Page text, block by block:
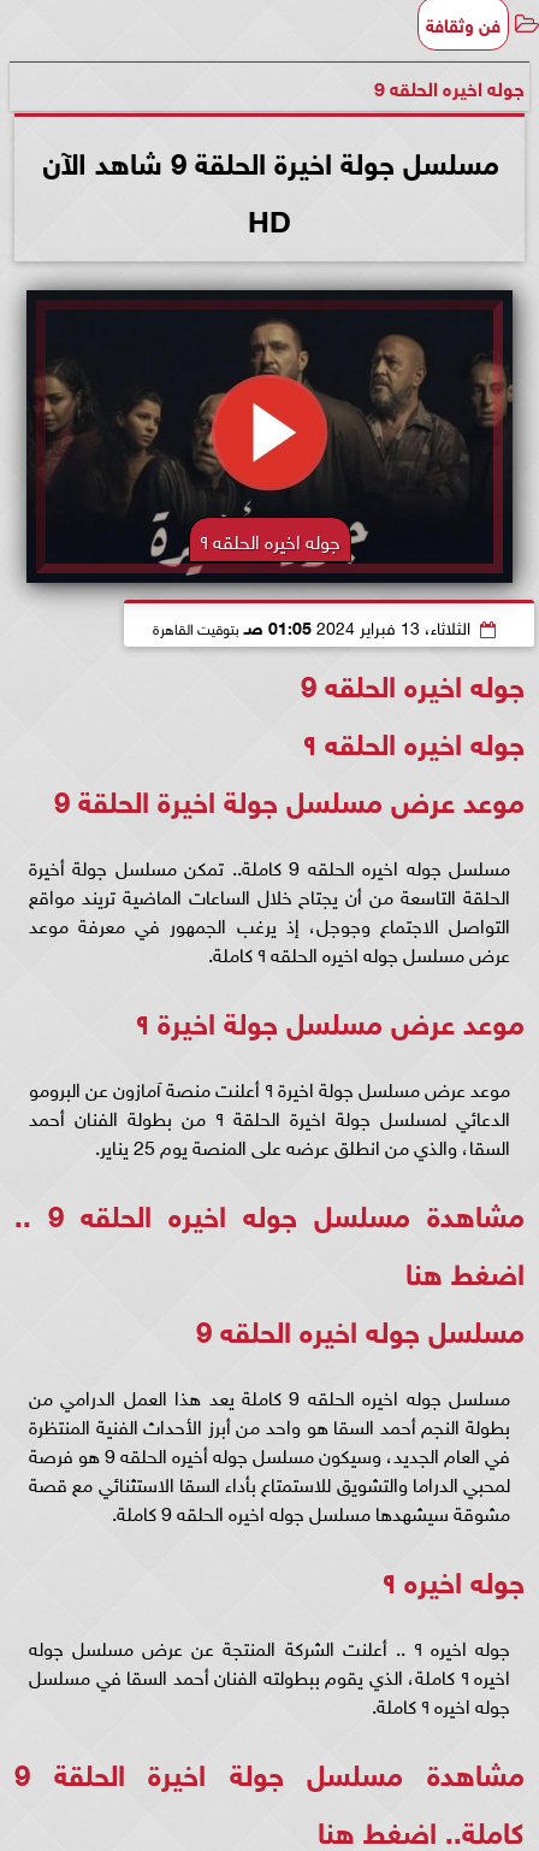
فن وثقافة
جوله اخيره الحلقه 9
مسلسل جولة اخيرة الحلقة 9 شاهد الآن
HD
جوله اخيره الحلقه ٩
الثلاثاء، 13 فبراير 2024 01:05 صـ بتوقيت القاهرة
جوله اخيره الحلقه 9
جوله اخيره الحلقه ٩
موعد عرض مسلسل جولة اخيرة الحلقة 9
مسلسل جوله اخيره الحلقه 9 كاملة.. تمكن مسلسل جولة أخيرة
الحلقة التاسعة من أن يجتاح خلال الساعات الماضية تريند مواقع
التواصل الاجتماع وجوجل، إذ يرغب الجمهور في معرفة موعد
عرض مسلسل جوله اخيره الحلقه ٩ كاملة.
موعد عرض مسلسل جولة اخيرة ٩
موعد عرض مسلسل جولة اخيرة ٩ أعلنت منصة آمازون عن البرومو
الدعائي لمسلسل جولة اخيرة الحلقة ٩ من بطولة الفنان أحمد
السقا، والذي من انطلق عرضه على المنصة يوم 25 يناير.
مشاهدة مسلسل جوله اخيره الحلقه 9 ..
اضغط هنا
مسلسل جوله اخيره الحلقه 9
مسلسل جوله اخيره الحلقه 9 كاملة يعد هذا العمل الدرامي من
بطولة النجم أحمد السقا هو واحد من أبرز الأحداث الفنية المنتظرة
في العام الجديد، وسيكون مسلسل جوله أخيره الحلقه 9 هو فرصة
لمحبي الدراما والتشويق للاستمتاع بأداء السقا الاستثنائي مع قصة
مشوقة سيشهدها مسلسل جوله اخيره الحلقه 9 كاملة.
جوله اخيره ٩
جوله اخيره ٩ .. أعلنت الشركة المنتجة عن عرض مسلسل جوله
اخيره ٩ كاملة، الذي يقوم ببطولته الفنان أحمد السقا في مسلسل
جوله اخيره ٩ كاملة.
مشاهدة مسلسل جولة اخيرة الحلقة 9
كاملة.. اضغط هنا